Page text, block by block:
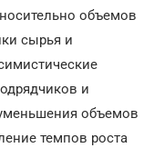
объемов
сырья и
и
объемов
темпов роста